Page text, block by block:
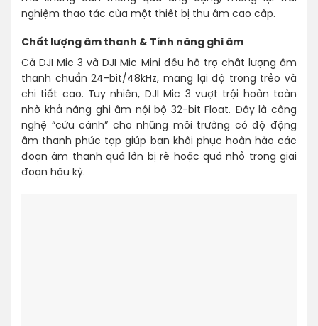
nghiệm thao tác của một thiết bị thu âm cao cấp.
Chất lượng âm thanh & Tính năng ghi âm
Cả DJI Mic 3 và DJI Mic Mini đều hỗ trợ chất lượng âm
thanh chuẩn 24-bit/48kHz, mang lại độ trong trẻo và
chi tiết cao. Tuy nhiên, DJI Mic 3 vượt trội hoàn toàn
nhờ khả năng ghi âm nội bộ 32-bit Float. Đây là công
nghệ “cứu cánh” cho những môi trường có độ động
âm thanh phức tạp giúp bạn khôi phục hoàn hảo các
đoạn âm thanh quá lớn bị rè hoặc quá nhỏ trong giai
đoạn hậu kỳ.